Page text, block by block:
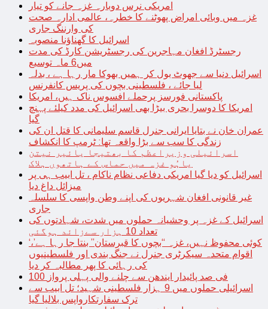
امریکی نرس دوبارہ غزہ جانے کو تیار
غزہ میں وبائی امراض پھوٹنے کا خطرہ، عالمی ادارہ صحت
کی وارننگ جاری
اسرائیل کا گھناؤنا منصوبہ
رجسٹرڈ افغان مہاجرین کی رجسٹریشن کارڈ کی مدت
میں6 ماہ توسیع
اسرائیل دنیا سے جھوٹ بول کر ہمیں بھوکا مار رہا ہے ، بدلہ
لیا جائے ، فلسطینی بچوں کی پریس کانفرنس
پاکستانی فورسز پرحملے افسوس ناک ہیں، امریکا
امریکا کا دوسرا بحری بیڑا بھی اسرائیل کی مدد کیلئے پہنچ
گیا
عمران خان نے بتایا ایرانی جنرل قاسم سلیمانی کا قتل ان کی
زندگی کا سب سے بڑا واقعہ تھا: ٹرمپ کا انکشاف
اسرائیلی وزیراعظم کا بھتیجا یائیر نیتن
یاہُو غزہ میں حماس کے ہاتھوں ہلاک
اسرائیل کو دیا گیا امریکی دفاعی نظام ناکام ، تل ابیب ہی پر
میزائل داغ دیا
غیر قانونی افغان شہریوں کی اپنے وطن واپسی کا سلسلہ
جاری
اسرائیل کے غزہ پر وحشیانہ حملوں میں شدت، شہادتوں کی
تعداد 10 ہزار سےزائد ہوگئی
‘کوئی محفوظ نہیں، غزہ “بچوں کا قبرستان” بنتا جا رہا ہے’،
اقوام متحدہ سیکرٹری جنرل نے جنگ بندی اور فلسطینیوں
کی رہائی کا پھر مطالبہ کر دیا
100 فی صد پائیدار ایندھن سے چلنے والی پہلی پرواز
اسرائیلی حملوں میں 9 ہزار فلسطینی شہید؛ تل ابیب سے
ترک سفارتکارواپس بلالیا گیا